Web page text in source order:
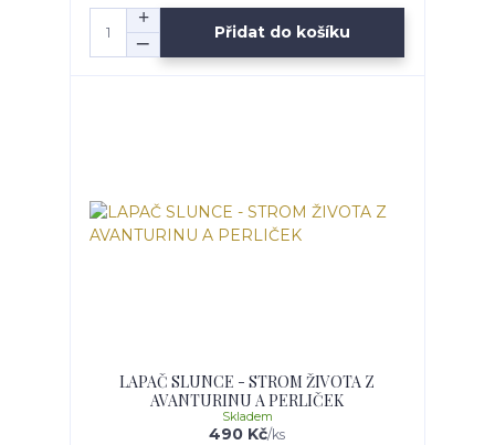
Přidat do košíku
LAPAČ SLUNCE - STROM ŽIVOTA Z
AVANTURINU A PERLIČEK
490 Kč/ks
Skladem